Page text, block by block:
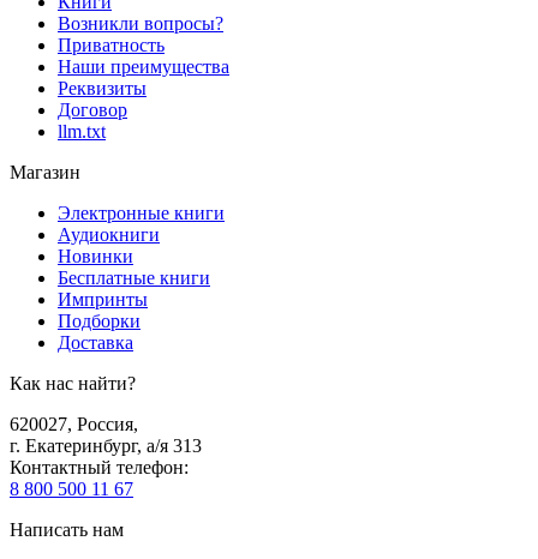
Возникли вопросы?
Приватность
Наши преимущества
Реквизиты
Договор
llm.txt
Магазин
Электронные книги
Аудиокниги
Новинки
Бесплатные книги
Импринты
Подборки
Доставка
Как нас найти?
620027, Россия,
г. Екатеринбург, а/я 313
Контактный телефон:
8 800 500 11 67
Написать нам